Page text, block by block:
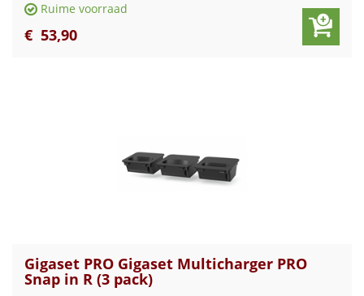
Ruime voorraad
€ 53,90
Gigaset PRO Gigaset Multicharger PRO
Snap in R (3 pack)